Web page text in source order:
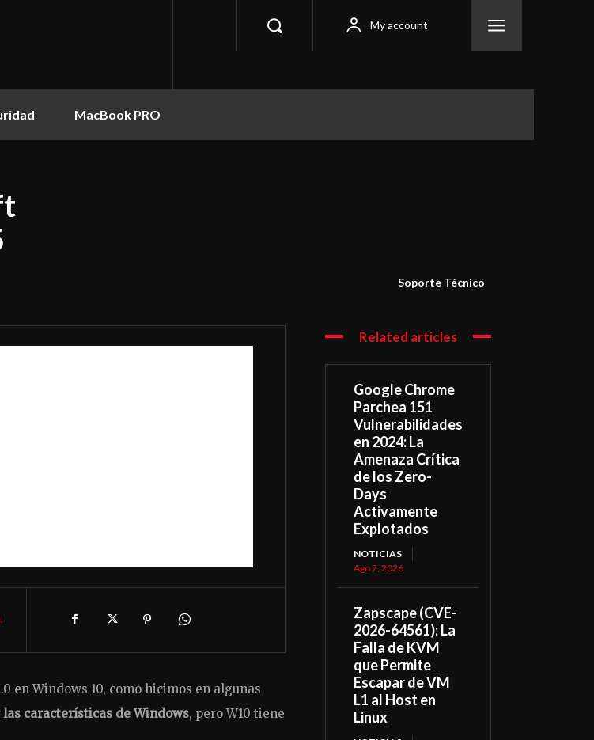
My account
MacBook PRO
Soporte Técnico
en Windows 10, como hicimos en algunas
características de Windows, pero W10 tiene
Related articles
Google Chrome
Parchea 151
Vulnerabilidades
en 2024: La
Amenaza Crítica
de los Zero-
Days
Activamente
Explotados
NOTICIAS
Ago 7, 2026
Zapscape (CVE-
2026-64561): La
Falla de KVM
que Permite
Escapar de VM
L1 al Host en
Linux